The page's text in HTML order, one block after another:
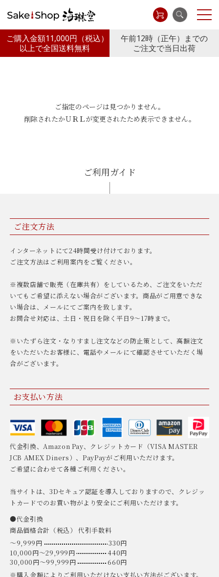
ご購入金額11,000円 （税込）
以上で全国送料無料
午前12時（正午）までの
ご注文で当日出荷
ご指定のページは見つかりません。
削除されたかＵＲＬが変更されたため表示できません。
ご利用ガイド
ご注文方法
インターネットにて24時間受け付けております。
ご注文方法はご利用案内をご覧ください。
※複数店舗で販売（在庫共有）をしているため、ご注文をいただ
いてもご希望に添えない場合がございます。商品がご用意できな
い場合は、メールにてご案内を致します。
お問合せ対応は、土日・祝日を除く平日9〜17時まで。
※いたずら注文・なりすまし注文などの防止策として、高額注文
をいただいたお客様に、電話やメールにて確認させていただく場
合がございます。
お支払い方法
代金引換、Amazon Pay、クレジットカード（VISA MASTER
JCB AMEX Diners）、PayPayがご利用いただけます。
ご希望に合わせて各種ご利用ください。
当サイトは、3Dセキュア認証を導入しておりますので、クレジッ
トカードでのお買い物がより安全にご利用いただけます。
●代金引換
商品価格合計（税込） 代引手数料
〜9,999円
330円
10,000円〜29,999円
440円
30,000円〜99,999円
660円
※購入金額によりご利用いただけない支払い方法がございます。